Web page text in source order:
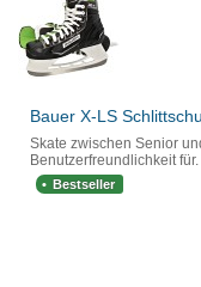
Bauer X-LS
Skate zwischen Senior
Benutzerfreundlichkeit für.
Bestseller